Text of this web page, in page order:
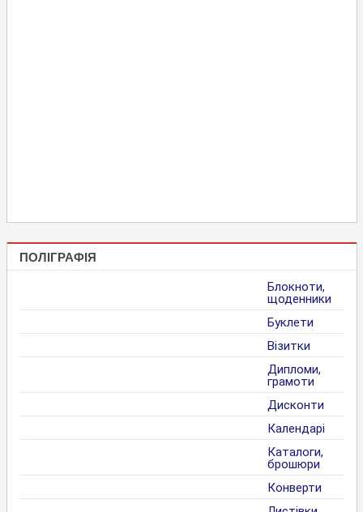
ПОЛІГРАФІЯ
Блокноти,
щоденники
Буклети
Візитки
Дипломи,
грамоти
Дисконти
Календарі
Каталоги,
брошюри
Конверти